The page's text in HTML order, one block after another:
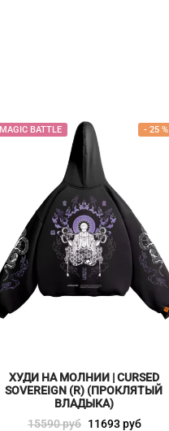
- 25 %
MAGIC BATTLE
ХУДИ НА МОЛНИИ | CURSED
SOVEREIGN (R) (ПРОКЛЯТЫЙ
ВЛАДЫКА)
15590руб
Первоначальная
11693руб
Текущая